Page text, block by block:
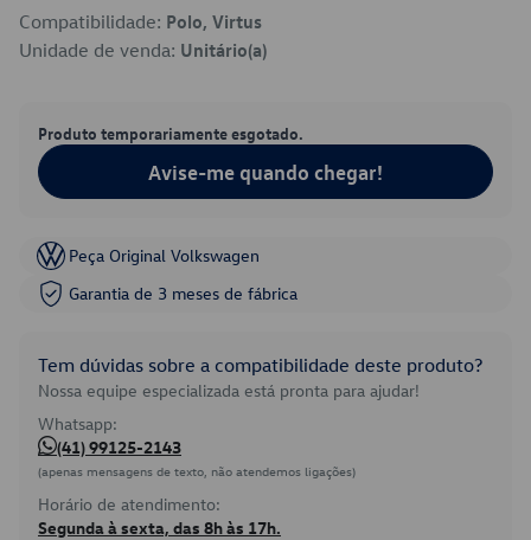
Compatibilidade: Polo, Virtus
Unidade de venda: Unitário(a)
Produto temporariamente esgotado.
Avise-me quando chegar!
Peça Original Volkswagen
Garantia de 3 meses de fábrica
Tem dúvidas sobre a compatibilidade deste produto?
Nossa equipe especializada está pronta para ajudar!
Whatsapp:
(41) 99125-2143
(apenas mensagens de texto, não atendemos ligações)
Horário de atendimento:
Segunda à sexta, das 8h às 17h.